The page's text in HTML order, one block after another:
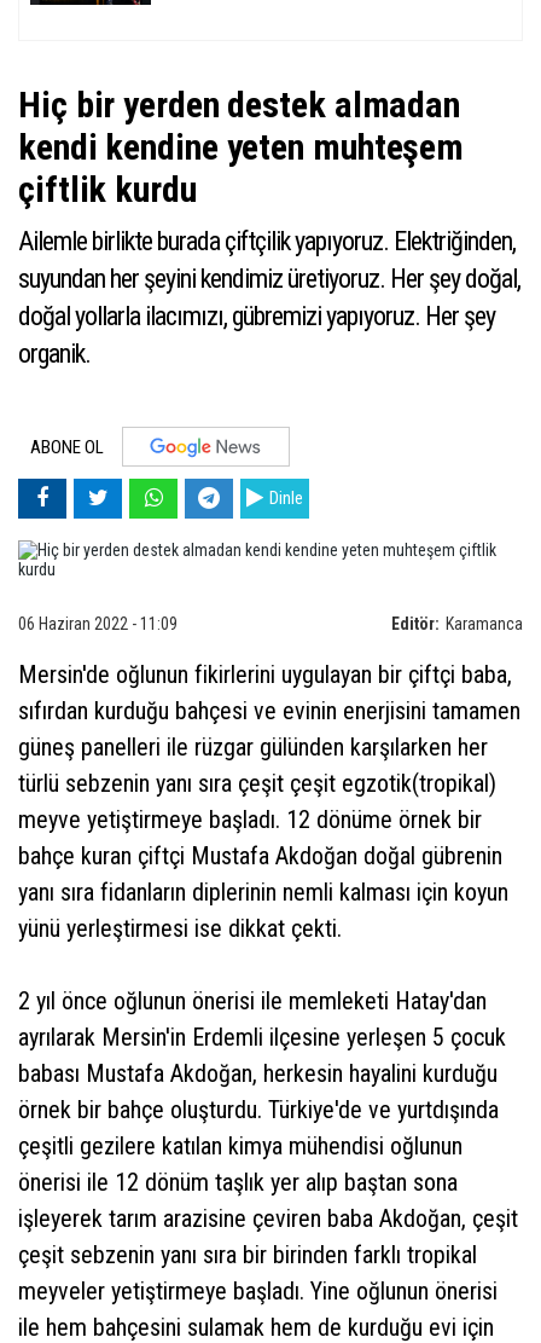
Hiç bir yerden destek almadan
kendi kendine yeten muhteşem
çiftlik kurdu
Ailemle birlikte burada çiftçilik yapıyoruz. Elektriğinden,
suyundan her şeyini kendimiz üretiyoruz. Her şey doğal,
doğal yollarla ilacımızı, gübremizi yapıyoruz. Her şey
organik.
ABONE OL
Dinle
Editör: Karamanca
06 Haziran 2022 - 11:09
Mersin'de oğlunun fikirlerini uygulayan bir çiftçi baba,
sıfırdan kurduğu bahçesi ve evinin enerjisini tamamen
güneş panelleri ile rüzgar gülünden karşılarken her
türlü sebzenin yanı sıra çeşit çeşit egzotik(tropikal)
meyve yetiştirmeye başladı. 12 dönüme örnek bir
bahçe kuran çiftçi Mustafa Akdoğan doğal gübrenin
yanı sıra fidanların diplerinin nemli kalması için koyun
yünü yerleştirmesi ise dikkat çekti.
2 yıl önce oğlunun önerisi ile memleketi Hatay'dan
ayrılarak Mersin'in Erdemli ilçesine yerleşen 5 çocuk
babası Mustafa Akdoğan, herkesin hayalini kurduğu
örnek bir bahçe oluşturdu. Türkiye'de ve yurtdışında
çeşitli gezilere katılan kimya mühendisi oğlunun
önerisi ile 12 dönüm taşlık yer alıp baştan sona
işleyerek tarım arazisine çeviren baba Akdoğan, çeşit
çeşit sebzenin yanı sıra bir birinden farklı tropikal
meyveler yetiştirmeye başladı. Yine oğlunun önerisi
ile hem bahçesini sulamak hem de kurduğu evi için